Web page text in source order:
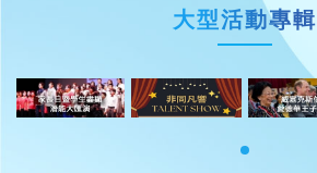
大型活動專輯